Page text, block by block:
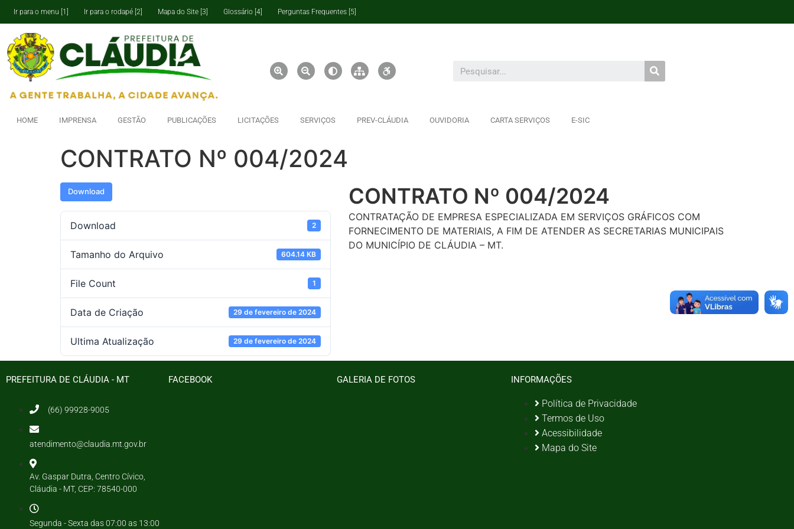
Ir para o menu [1] Ir para o rodapé [2] Mapa do Site [3] Glossário [4] Perguntas Frequentes [5]
HOME IMPRENSA GESTÃO PUBLICAÇÕES LICITAÇÕES SERVIÇOS PREV-CLÁUDIA OUVIDORIA CARTA SERVIÇOS E-SIC
CONTRATO Nº 004/2024
Download
Download 2
Tamanho do Arquivo 604.14 KB
File Count 1
Data de Criação 29 de fevereiro de 2024
Ultima Atualização 29 de fevereiro de 2024
CONTRATO Nº 004/2024
CONTRATAÇÃO DE EMPRESA ESPECIALIZADA EM SERVIÇOS GRÁFICOS COM
FORNECIMENTO DE MATERIAIS, A FIM DE ATENDER AS SECRETARIAS MUNICIPAIS
DO MUNICÍPIO DE CLÁUDIA – MT.
PREFEITURA DE CLÁUDIA - MT
(66) 99928-9005
atendimento@claudia.mt.gov.br
Av. Gaspar Dutra, Centro Cívico,
Cláudia - MT, CEP: 78540-000
Segunda - Sexta das 07:00 as 13:00
FACEBOOK GALERIA DE FOTOS INFORMAÇÕES
Política de Privacidade
Termos de Uso
Acessibilidade
Mapa do Site